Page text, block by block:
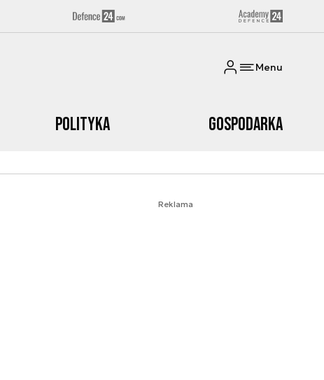
Menu
Polityka Gospodarka
Reklama